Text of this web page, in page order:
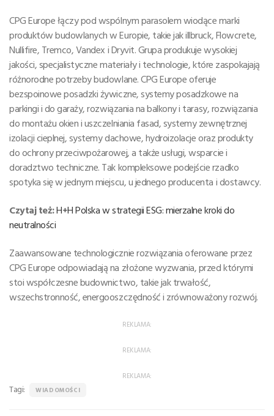
CPG Europe łączy pod wspólnym parasolem wiodące marki
produktów budowlanych w Europie, takie jak illbruck, Flowcrete,
Nullifire, Tremco, Vandex i Dryvit. Grupa produkuje wysokiej
jakości, specjalistyczne materiały i technologie, które zaspokajają
różnorodne potrzeby budowlane. CPG Europe oferuje
bezspoinowe posadzki żywiczne, systemy posadzkowe na
parkingi i do garaży, rozwiązania na balkony i tarasy, rozwiązania
do montażu okien i uszczelniania fasad, systemy zewnętrznej
izolacji cieplnej, systemy dachowe, hydroizolacje oraz produkty
do ochrony przeciwpożarowej, a także usługi, wsparcie i
doradztwo techniczne. Tak kompleksowe podejście rzadko
spotyka się w jednym miejscu, u jednego producenta i dostawcy.
Czytaj też:H+H Polska w strategii ESG: mierzalne kroki do
neutralności
Zaawansowane technologicznie rozwiązania oferowane przez
CPG Europe odpowiadają na złożone wyzwania, przed którymi
stoi współczesne budownictwo, takie jak trwałość,
wszechstronność, energooszczędność i zrównoważony rozwój.
REKLAMA:
REKLAMA:
REKLAMA:
Tagi: WIADOMOŚCI